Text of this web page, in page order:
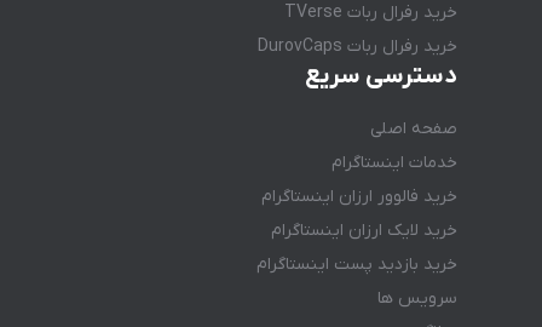
خرید رفرال ربات TVerse
خرید رفرال ربات DurovCaps
دسترسی سریع
صفحه اصلی
خدمات اینستاگرام
خرید فالوور ارزان اینستاگرام
خرید لایک ارزان اینستاگرام
خرید بازدید پست اینستاگرام
سرویس ها